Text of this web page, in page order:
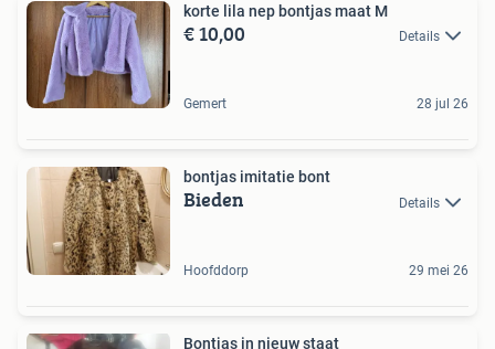
korte lila nep bontjas maat M
€ 10,00 Details
Gemert 28 jul 26
bontjas imitatie bont
Bieden Details
Hoofddorp 29 mei 26
Bontjas in nieuw staat